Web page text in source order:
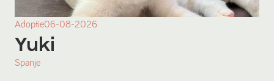
Adoptie06-08-2026
Yuki
Spanje